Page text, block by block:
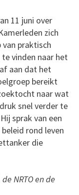
11 juni over
zich
praktisch
vinden naar het
aan dat het
bereikt
naar wat
snel verder te
sprak van een
rond leven
die
NRTO en de